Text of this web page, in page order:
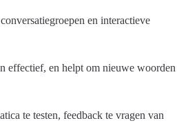
en interactieve
effectief, en helpt om nieuwe woorden
te testen, feedback te vragen van